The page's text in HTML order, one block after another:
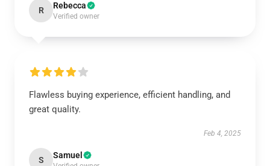
R Rebecca
Verified owner
Flawless buying experience, efficient handling, and
great quality.
Feb 4, 2025
S Samuel